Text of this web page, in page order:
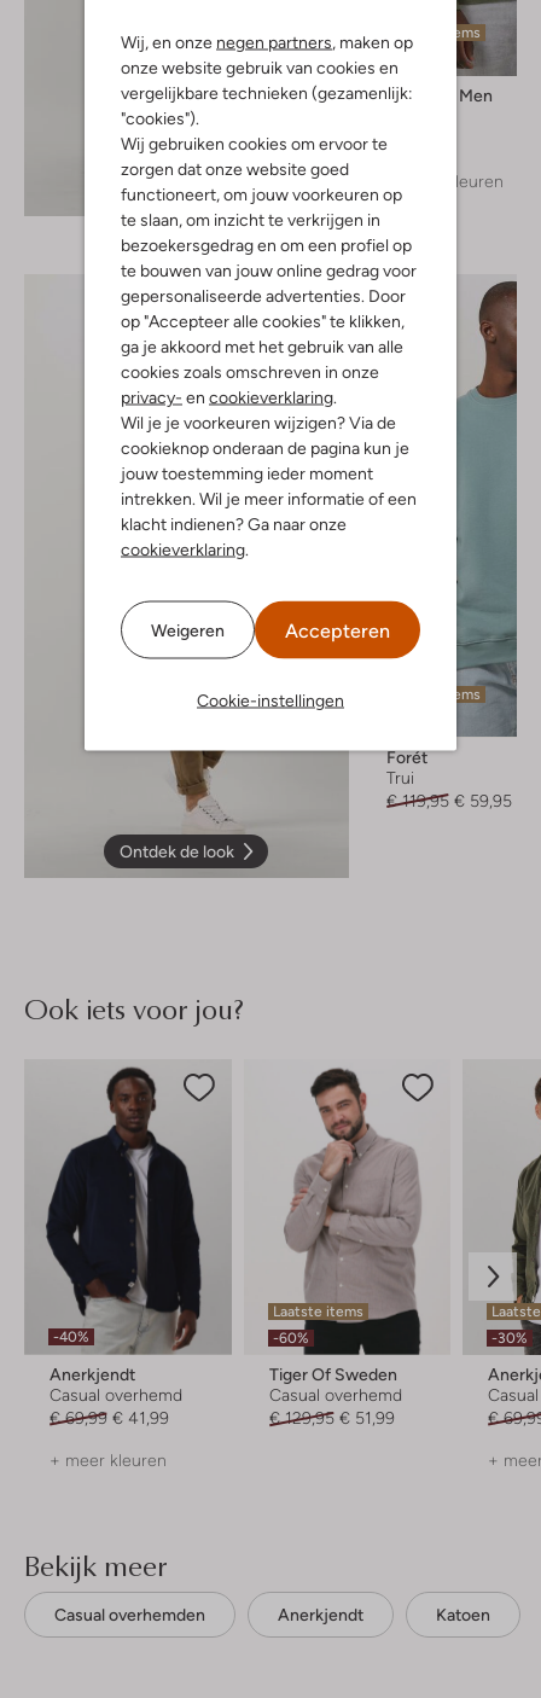
Wij, en onze negen partners, maken op
onze website gebruik van cookies en
vergelijkbare technieken (gezamenlijk:
"cookies").
Wij gebruiken cookies om ervoor te
zorgen dat onze website goed
functioneert, om jouw voorkeuren op
te slaan, om inzicht te verkrijgen in
bezoekersgedrag en om een profiel op
te bouwen van jouw online gedrag voor
gepersonaliseerde advertenties. Door
op "Accepteer alle cookies" te klikken,
ga je akkoord met het gebruik van alle
cookies zoals omschreven in onze
privacy- en cookieverklaring.
Wil je je voorkeuren wijzigen? Via de
cookieknop onderaan de pagina kun je
jouw toestemming ieder moment
intrekken. Wil je meer informatie of een
klacht indienen? Ga naar onze
cookieverklaring.
Weigeren Accepteren
Cookie-instellingen
Ontdek de look
Laatste items
Selected Men
€ 59,95
+ meer kleuren
Ontdek de look
Laatste items
Forét
Trui
€ 119,95 € 59,95
Ook iets voor jou?
-40%
Anerkjendt
Casual overhemd
€ 69,99 € 41,99
+ meer kleuren
Laatste items
-60%
Tiger Of Sweden
Casual overhemd
€ 129,95 € 51,99
-30%
€
+
Bekijk meer
Casual overhemden Anerkjendt Katoen